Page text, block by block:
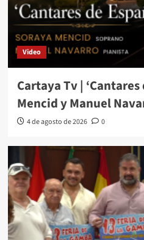
Video
Cartaya Tv | ‘Cantares
Mencid y Manuel
4 de agosto de 2026 0